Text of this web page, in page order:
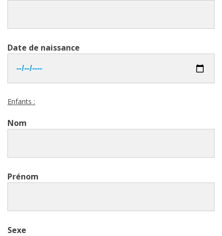
Date de naissance
Enfants :
Nom
Prénom
Sexe